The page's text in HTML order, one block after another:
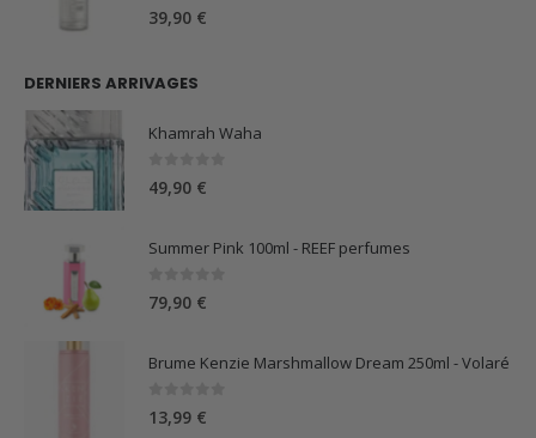
0 sur 5
39,90 €
DERNIERS ARRIVAGES
Khamrah Waha
0 sur 5
49,90 €
Summer Pink 100ml - REEF perfumes
0sur 5
79,90 €
Brume Kenzie Marshmallow Dream 250ml - Volaré
0 sur 5
13,99 €